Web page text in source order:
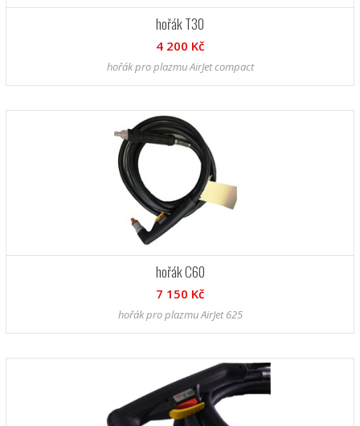
hořák T30
4 200 Kč
hořák pro plazmu AirJet compact
hořák C60
7 150 Kč
hořák pro plazmu AirJet 625